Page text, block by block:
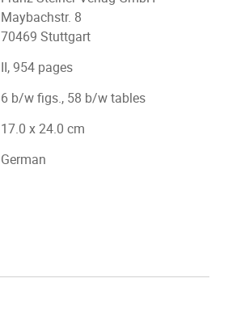
Maybachstr. 8
70469 Stuttgart
II, 954 pages
6 b/w figs., 58 b/w tables
17.0 x 24.0 cm
German